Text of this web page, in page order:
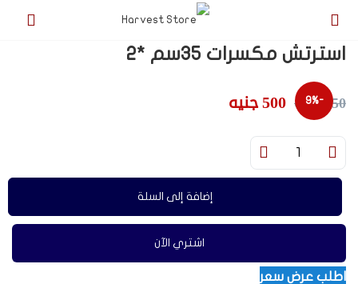
استرتش مكسرات 35سم *2
-9% 550 جنيه 500جنيه
إضافة إلى السلة
اشتري الآن
اطلب عرض سعر